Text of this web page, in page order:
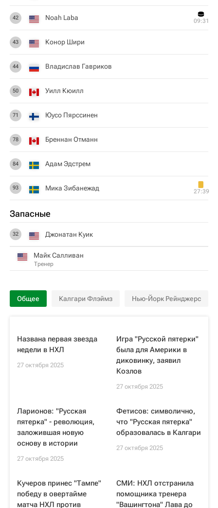
42 Noah Laba 09:31
43 Конор Шири
44 Владислав Гавриков
50 Уилл Кюилл
71 Юусо Пярссинен
78 Бреннан Отманн
84 Адам Эдстрем
93 Мика Зибанежад 27:39
Запасные
32 Джонатан Куик
Майк Салливан
Тренер
Общее Калгари Флэймз Нью-Йорк Рейнджерс
Названа первая звезда
недели в НХЛ
27 октября 2025
Игра "Русской пятерки"
была для Америки в
диковинку, заявил
Козлов
27 октября 2025
Ларионов: "Русская
пятерка" - революция,
заложившая новую
основу в истории
27 октября 2025
Фетисов: символично,
что "Русская пятерка"
образовалась в Калгари
27 октября 2025
Кучеров принес "Тампе"
победу в овертайме
матча НХЛ против
СМИ: НХЛ отстранила
помощника тренера
"Вашингтона" Лава до